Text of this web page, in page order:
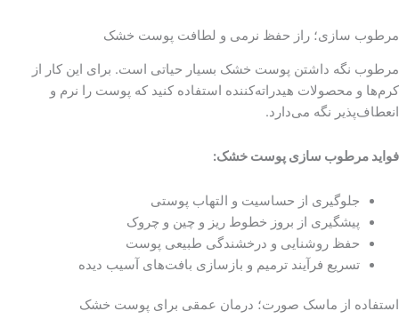
مرطوب ‌سازی؛ راز حفظ نرمی و لطافت پوست خشک
مرطوب نگه داشتن پوست خشک بسیار حیاتی است. برای این کار از
کرم‌ها و محصولات هیدراته‌کننده استفاده کنید که پوست را نرم و
انعطاف‌پذیر نگه می‌دارد.
فواید مرطوب سازی پوست خشک:
جلوگیری از حساسیت و التهاب پوستی
پیشگیری از بروز خطوط ریز و چین و چروک
حفظ روشنایی و درخشندگی طبیعی پوست
تسریع فرآیند ترمیم و بازسازی بافت‌های آسیب دیده
استفاده از ماسک صورت؛ درمان عمقی برای پوست خشک